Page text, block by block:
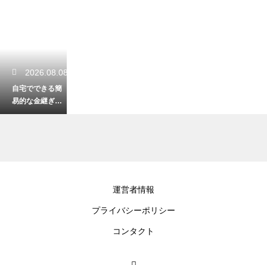
2026.08.08
自宅でできる簡
易的な金継ぎの
やり方！初心者
運営者情報
プライバシーポリシー
コンタクト